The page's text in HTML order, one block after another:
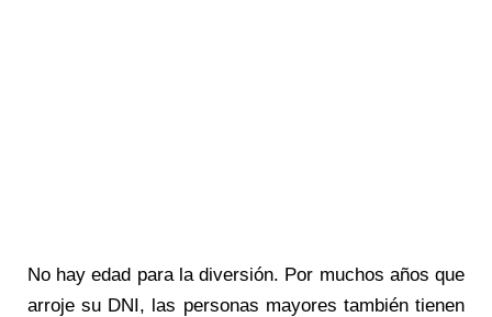
No hay edad para la diversión. Por muchos años que
arroje su DNI, las personas mayores también tienen